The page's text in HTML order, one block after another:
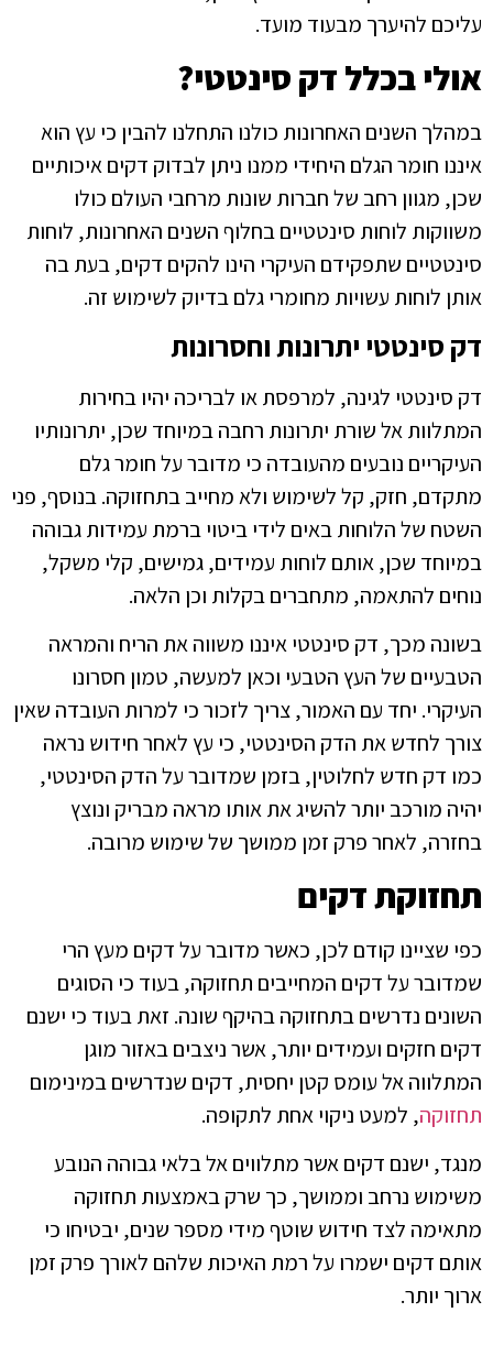
עליכם להיערך מבעוד מועד.
אולי בכלל דק סינטטי?
במהלך השנים האחרונות כולנו התחלנו להבין כי עץ הוא
איננו חומר הגלם היחידי ממנו ניתן לבדוק דקים איכותיים
שכן, מגוון רחב של חברות שונות מרחבי העולם כולו
משווקות לוחות סינטטיים בחלוף השנים האחרונות, לוחות
סינטטיים שתפקידם העיקרי הינו להקים דקים, בעת בה
אותן לוחות עשויות מחומרי גלם בדיוק לשימוש זה.
דק סינטטי יתרונות וחסרונות
דק סינטטי לגינה, למרפסת או לבריכה יהיו בחירות
המתלוות אל שורת יתרונות רחבה במיוחד שכן, יתרונותיו
העיקריים נובעים מהעובדה כי מדובר על חומר גלם
מתקדם, חזק, קל לשימוש ולא מחייב בתחזוקה. בנוסף, פני
השטח של הלוחות באים לידי ביטוי ברמת עמידות גבוהה
במיוחד שכן, אותם לוחות עמידים, גמישים, קלי משקל,
נוחים להתאמה, מתחברים בקלות וכן הלאה.
בשונה מכך, דק סינטטי איננו משווה את הריח והמראה
הטבעיים של העץ הטבעי וכאן למעשה, טמון חסרונו
העיקרי. יחד עם האמור, צריך לזכור כי למרות העובדה שאין
צורך לחדש את הדק הסינטטי, כי עץ לאחר חידוש נראה
כמו דק חדש לחלוטין, בזמן שמדובר על הדק הסינטטי,
יהיה מורכב יותר להשיג את אותו מראה מבריק ונוצץ
בחזרה, לאחר פרק זמן ממושך של שימוש מרובה.
תחזוקת דקים
כפי שציינו קודם לכן, כאשר מדובר על דקים מעץ הרי
שמדובר על דקים המחייבים תחזוקה, בעוד כי הסוגים
השונים נדרשים בתחזוקה בהיקף שונה. זאת בעוד כי ישנם
דקים חזקים ועמידים יותר, אשר ניצבים באזור מוגן
המתלווה אל עומס קטן יחסית, דקים שנדרשים במינימום
תחזוקה, למעט ניקוי אחת לתקופה.
מנגד, ישנם דקים אשר מתלווים אל בלאי גבוהה הנובע
משימוש נרחב וממושך, כך שרק באמצעות תחזוקה
מתאימה לצד חידוש שוטף מידי מספר שנים, יבטיחו כי
אותם דקים ישמרו על רמת האיכות שלהם לאורך פרק זמן
ארוך יותר.